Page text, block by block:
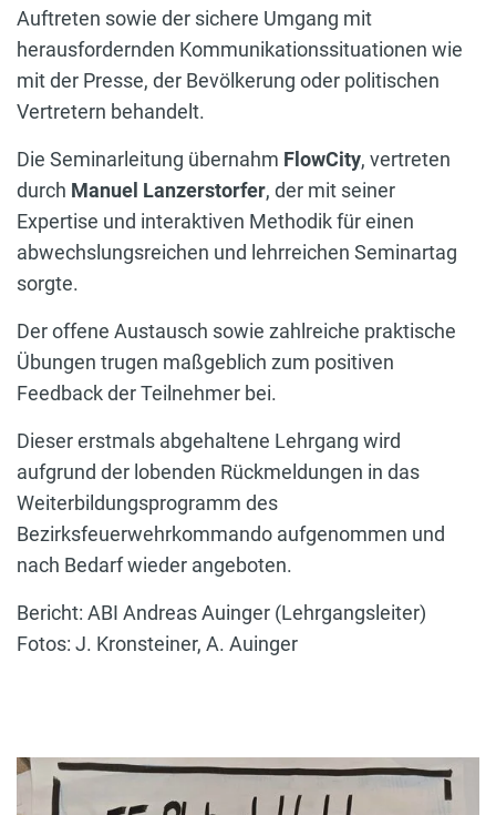
Auftreten sowie der sichere Umgang mit
herausfordernden Kommunikationssituationen wie
mit der Presse, der Bevölkerung oder politischen
Vertretern behandelt.
Die Seminarleitung übernahm FlowCity, vertreten
durch Manuel Lanzerstorfer, der mit seiner
Expertise und interaktiven Methodik für einen
abwechslungsreichen und lehrreichen Seminartag
sorgte.
Der offene Austausch sowie zahlreiche praktische
Übungen trugen maßgeblich zum positiven
Feedback der Teilnehmer bei.
Dieser erstmals abgehaltene Lehrgang wird
aufgrund der lobenden Rückmeldungen in das
Weiterbildungsprogramm des
Bezirksfeuerwehrkommando aufgenommen und
nach Bedarf wieder angeboten.
Bericht: ABI Andreas Auinger (Lehrgangsleiter)
Fotos: J. Kronsteiner, A. Auinger